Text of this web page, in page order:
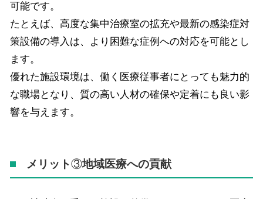
可能です。
たとえば、高度な集中治療室の拡充や最新の感染症対
策設備の導入は、より困難な症例への対応を可能とし
ます。
優れた施設環境は、働く医療従事者にとっても魅力的
な職場となり、質の高い人材の確保や定着にも良い影
響を与えます。
メリット③地域医療への貢献